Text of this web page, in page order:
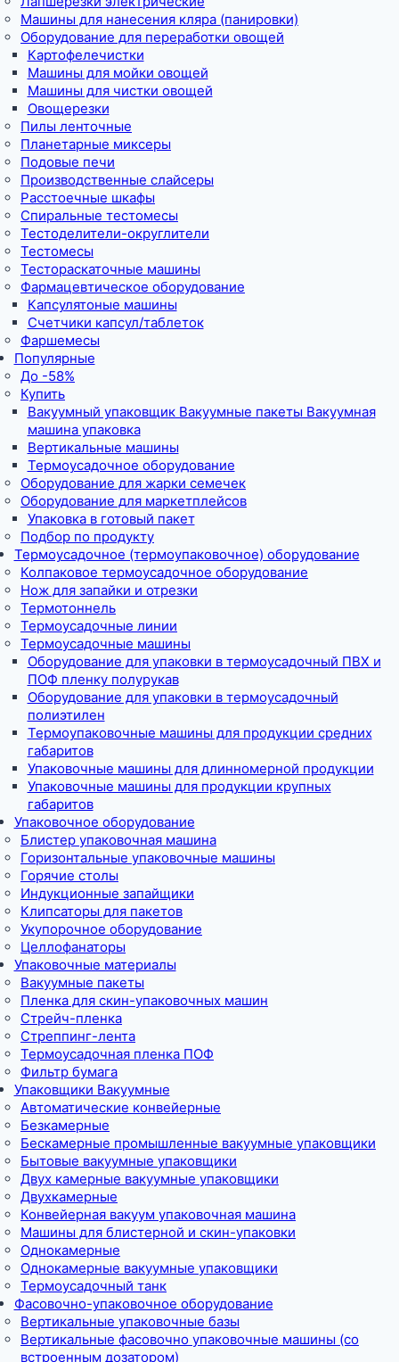
Машины для нанесения кляра (панировки)
Оборудование для переработки овощей
Картофелечистки
Машины для мойки овощей
Машины для чистки овощей
Овощерезки
Пилы ленточные
Планетарные миксеры
Подовые печи
Производственные слайсеры
Расстоечные шкафы
Спиральные тестомесы
Тестоделители-округлители
Тестомесы
Тестораскаточные машины
Фармацевтическое оборудование
Капсулятоные машины
Счетчики капсул/таблеток
Фаршемесы
Популярные
До -58%
Купить
Вакуумный упаковщик Вакуумные пакеты Вакуумная
машина упаковка
Вертикальные машины
Термоусадочное оборудование
Оборудование для жарки семечек
Оборудование для маркетплейсов
Упаковка в готовый пакет
Подбор по продукту
Термоусадочное (термоупаковочное) оборудование
Колпаковое термоусадочное оборудование
Нож для запайки и отрезки
Термотоннель
Термоусадочные линии
Термоусадочные машины
Оборудование для упаковки в термоусадочный ПВХ и
ПОФ пленку полурукав
Оборудование для упаковки в термоусадочный
полиэтилен
Термоупаковочные машины для продукции средних
габаритов
Упаковочные машины для длинномерной продукции
Упаковочные машины для продукции крупных
габаритов
Упаковочное оборудование
Блистер упаковочная машина
Горизонтальные упаковочные машины
Горячие столы
Индукционные запайщики
Клипсаторы для пакетов
Укупорочное оборудование
Целлофанаторы
Упаковочные материалы
Вакуумные пакеты
Пленка для скин-упаковочных машин
Стрейч-пленка
Стреппинг-лента
Термоусадочная пленка ПОФ
Фильтр бумага
Упаковщики Вакуумные
Автоматические конвейерные
Безкамерные
Бескамерные промышленные вакуумные упаковщики
Бытовые вакуумные упаковщики
Двух камерные вакуумные упаковщики
Двухкамерные
Конвейерная вакуум упаковочная машина
Машины для блистерной и скин-упаковки
Однокамерные
Однокамерные вакуумные упаковщики
Термоусадочный танк
Фасовочно-упаковочное оборудование
Вертикальные упаковочные базы
Вертикальные фасовочно упаковочные машины (со
встроенным дозатором)